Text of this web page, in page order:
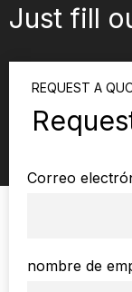
Just fill
REQUEST A
Correo
nombre de